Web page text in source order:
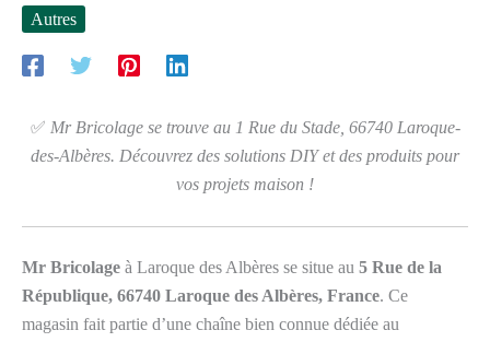
Autres
✅ Mr Bricolage se trouve au 1 Rue du Stade, 66740 Laroque-
des-Albères. Découvrez des solutions DIY et des produits pour
vos projets maison !
Mr Bricolage à Laroque des Albères se situe au 5 Rue de la
République, 66740 Laroque des Albères, France. Ce
magasin fait partie d’une chaîne bien connue dédiée au